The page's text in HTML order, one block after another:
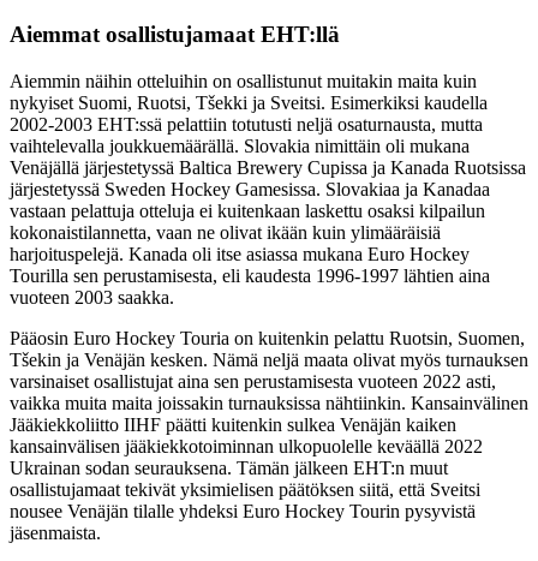
Aiemmat osallistujamaat EHT:llä
Aiemmin näihin otteluihin on osallistunut muitakin maita kuin
nykyiset Suomi, Ruotsi, Tšekki ja Sveitsi. Esimerkiksi kaudella
2002-2003 EHT:ssä pelattiin totutusti neljä osaturnausta, mutta
vaihtelevalla joukkuemäärällä. Slovakia nimittäin oli mukana
Venäjällä järjestetyssä Baltica Brewery Cupissa ja Kanada Ruotsissa
järjestetyssä Sweden Hockey Gamesissa. Slovakiaa ja Kanadaa
vastaan pelattuja otteluja ei kuitenkaan laskettu osaksi kilpailun
kokonaistilannetta, vaan ne olivat ikään kuin ylimääräisiä
harjoituspelejä. Kanada oli itse asiassa mukana Euro Hockey
Tourilla sen perustamisesta, eli kaudesta 1996-1997 lähtien aina
vuoteen 2003 saakka.
Pääosin Euro Hockey Touria on kuitenkin pelattu Ruotsin, Suomen,
Tšekin ja Venäjän kesken. Nämä neljä maata olivat myös turnauksen
varsinaiset osallistujat aina sen perustamisesta vuoteen 2022 asti,
vaikka muita maita joissakin turnauksissa nähtiinkin. Kansainvälinen
Jääkiekkoliitto IIHF päätti kuitenkin sulkea Venäjän kaiken
kansainvälisen jääkiekkotoiminnan ulkopuolelle keväällä 2022
Ukrainan sodan seurauksena. Tämän jälkeen EHT:n muut
osallistujamaat tekivät yksimielisen päätöksen siitä, että Sveitsi
nousee Venäjän tilalle yhdeksi Euro Hockey Tourin pysyvistä
jäsenmaista.